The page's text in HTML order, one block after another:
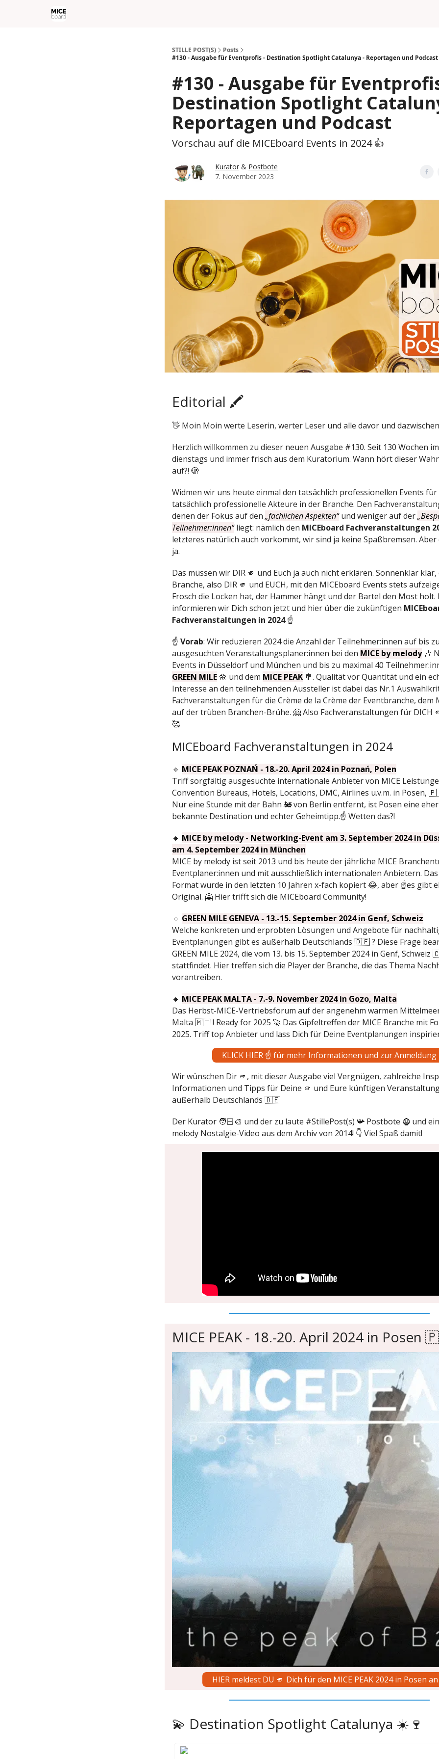
STILLE POST(S)
Posts
#130 - Ausgabe für Eventprofis - Destination Spotlight Catalunya - Reportagen und Podcast
#130 - Ausgabe für
Destination Spotlight
Reportagen und Podcast
Vorschau auf die MICEboard Events in 2024 👍
Kurator & Postbote
7. November 2023
Editorial 🖍️
👋 Moin Moin werte Leserin, werter Leser und alle davor und
Herzlich willkommen zu dieser neuen Ausgabe #130. Seit 130 Wochen
dienstags und immer frisch aus dem Kuratorium. Wann hört dieser
auf?! 🫣
Widmen wir uns heute einmal den tatsächlich professionellen Events für
tatsächlich professionelle Akteure in der Branche. Den
denen der Fokus auf den „fachlichen Aspekten“und weniger auf der
Teilnehmer:innen“liegt: nämlich den MICEboard Fachveranstaltungen
letzteres natürlich auch vorkommt, wir sind ja keine Spaßbremsen.
ja.
Das müssen wir DIR 🫵 und Euch ja auch nicht erklären. Sonnenklar
Branche, also DIR 🫵 und EUCH, mit den MICEboard Events stets
Frosch die Locken hat, der Hammer hängt und der Bartel den Most holt.
informieren wir Dich schon jetzt und hier über die zukünftigen
Fachveranstaltungen in 2024☝️
☝️ Vorab: Wir reduzieren 2024 die Anzahl der Teilnehmer:innen auf bis
ausgesuchten Veranstaltungsplaner:innen bei den MICE by melody🎶
Events in Düsseldorf und München und bis zu maximal 40
GREEN MILE 🌼 und dem MICE PEAK 🎐. Qualität vor Quantität und ein
Interesse an den teilnehmenden Aussteller ist dabei das Nr.1
Fachveranstaltungen für die Crème de la Crème der Eventbranche, dem
auf der trüben Branchen-Brühe. 🤗 Also Fachveranstaltungen für DICH
🥰
MICEboard Fachveranstaltungen in 2024
🔹 MICE PEAK POZNAŃ - 18.-20. April 2024 in Poznań, Polen
Triff sorgfältig ausgesuchte internationale Anbieter von MICE
Convention Bureaus, Hotels, Locations, DMC, Airlines u.v.m. in Posen,
Nur eine Stunde mit der Bahn 🚂 von Berlin entfernt, ist Posen eine
bekannte Destination und echter Geheimtipp.☝️ Wetten das?!
🔹 MICE by melody - Networking-Event am 3. September 2024 in
am 4. September 2024 in München
MICE by melody ist seit 2013 und bis heute der jährliche MICE
Eventplaner:innen und mit ausschließlich internationalen Anbietern.
Format wurde in den letzten 10 Jahren x-fach kopiert 😂, aber ☝️es gibt
Original. 🤗 Hier trifft sich die MICEboard Community!
🔹 GREEN MILE GENEVA - 13.-15. September 2024 in Genf, Schweiz
Welche konkreten und erprobten Lösungen und Angebote für
Eventplanungen gibt es außerhalb Deutschlands 🇩🇪 ? Diese Frage
GREEN MILE 2024, die vom 13. bis 15. September 2024 in Genf,
stattfindet. Hier treffen sich die Player der Branche, die das Thema
vorantreiben.
🔹 MICE PEAK MALTA - 7.-9. November 2024 in Gozo, Malta
Das Herbst-MICE-Vertriebsforum auf der angenehm warmen
Malta 🇲🇹 ! Ready for 2025 🚀 Das Gipfeltreffen der MICE Branche mit
2025. Triff top Anbieter und lass Dich für Deine Eventplanungen
KLICK HIER ☝️ für mehr Informationen und zur Anmeldung
Wir wünschen Dir 🫵, mit dieser Ausgabe viel Vergnügen, zahlreiche
Informationen und Tipps für Deine 🫵 und Eure künftigen
außerhalb Deutschlands 🇩🇪
Der Kurator 🧑🏻‍🎨 und der zu laute #StillePost(s) 📯 Postbote 🧌 und
melody Nostalgie-Video aus dem Archiv von 2014! 👇 Viel Spaß damit!
MICE PEAK - 18.-20. April 2024 in Posen
HIER meldest DU 🫵 Dich für den MICE PEAK 2024 in Posen
💫 Destination Spotlight Catalunya ☀️🍷